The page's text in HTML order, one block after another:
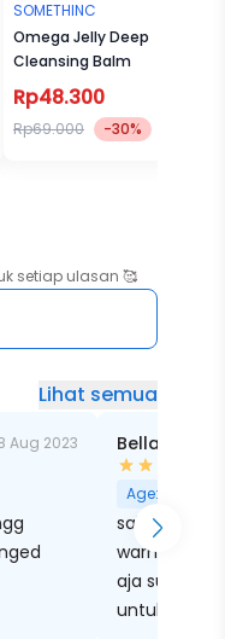
SOMETHINC
Omega Jelly Deep
Cleansing Balm
Rp48.300
Rp69.000 -30%
setiap ulasan 🥰
Lihat semua
Aug 2023 Bella
Age:
sabunnya
warna
aja sudah
untuk efek